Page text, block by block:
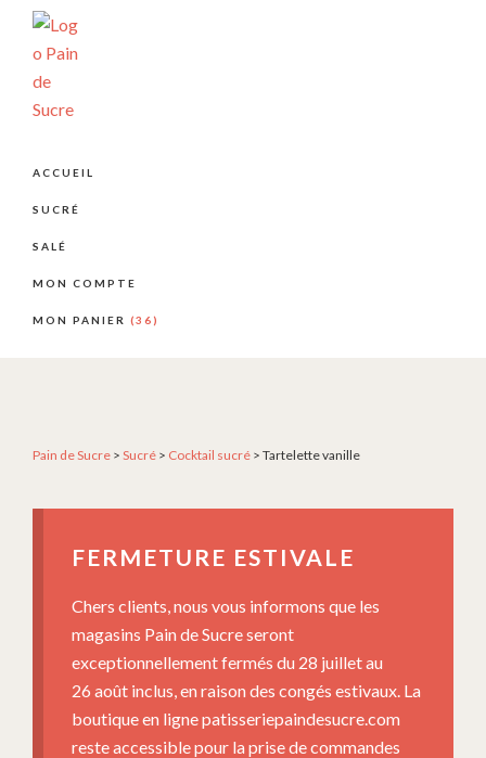
Passer
Passer
Passer
DE
artisanale
depuis
2004
ACCUEIL
SUCRÉ
SALÉ
MON COMPTE
MON PANIER (36)
Pain de Sucre > Sucré > Cocktail sucré > Tartelette vanille
FERMETURE ESTIVALE
Chers clients, nous vous informons que les
magasins Pain de Sucre seront
exceptionnellement fermés du 28 juillet au
26 août inclus, en raison des congés estivaux. La
boutique en ligne patisseriepaindesucre.com
reste accessible pour la prise de commandes